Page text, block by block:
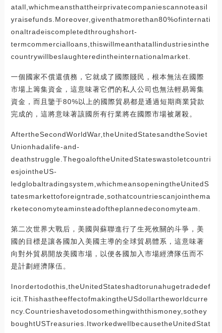
atall,whichmeansthattheirprivatecompaniescannoteasil
yraisefunds.Moreover,giventhatmorethan80%ofinternati
onaltradeiscompletedthroughshort-
termcommercialloans,thiswillmeanthatallindustriesinthe
countrywillbeslaughteredintheinternationalmarket.
一個國家不償還債務，它就成了國際賤民，根本無法在國際
市場上籌集資金，這意味著它們的私人公司也無法輕易籌集
資金，而且鑒于80%以上的國際貿易都是通過短期商業貸款
完成的，這將意味著該國所有行業將在國際市場被屠殺。
AftertheSecondWorldWar,theUnitedStatesandtheSoviet
Unionhadalife-and-
deathstruggle.ThegoaloftheUnitedStateswastoletcountri
esjointheUS-
ledglobaltradingsystem,whichmeansopeningtheUnitedS
tatesmarkettoforeigntrade,sothatcountriescanjointhema
rketeconomyteaminsteadoftheplannedeconomyteam.
第二次世界大戰后，美國與蘇聯進行了生死攸關的斗爭，美
國的目標是讓各國加入美國主導的全球貿易體系，這意味著
向對外貿易開放美國市場，以便各國加入市場經濟隊伍而不
是計劃經濟隊伍。
Inordertodothis,theUnitedStateshadtorunahugetradedef
icit.ThishastheeffectofmakingtheUSdollartheworldcurre
ncy.Countrieshavetodosomethingwiththismoney,sothey
boughtUSTreasuries.ItworkedwellbecausetheUnitedStat